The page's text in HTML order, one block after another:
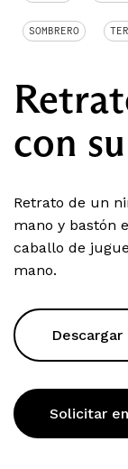
SOMBRERO
con
Retrato de un
mano y bastón
caballo de
mano.
Descargar
Solicitar